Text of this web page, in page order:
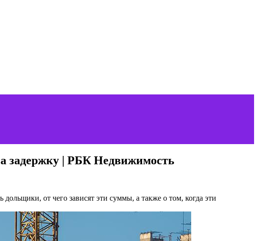
задержку | РБК Недвижимость
от чего зависят эти суммы, а также о том, когда эти